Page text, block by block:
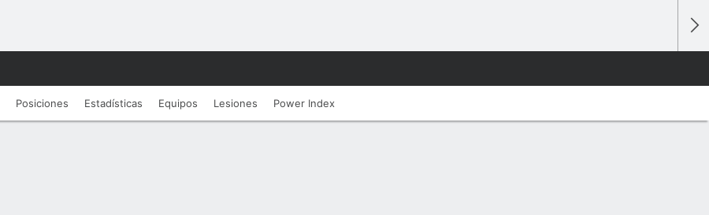
Posiciones Estadísticas Equipos Lesiones Power Index